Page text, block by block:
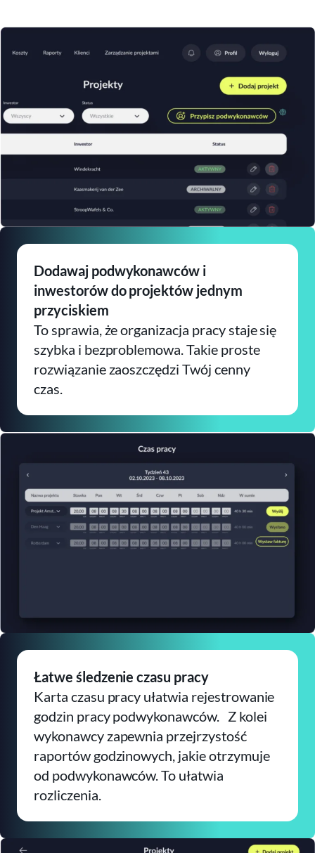
Dodawaj podwykonawców i
inwestorów do projektów jednym
przyciskiem
To sprawia, że organizacja pracy staje się
szybka i bezproblemowa. Takie proste
rozwiązanie zaoszczędzi Twój cenny
czas.
Łatwe śledzenie czasu pracy
Karta czasu pracy ułatwia rejestrowanie
godzin pracy podwykonawców. Z kolei
wykonawcy zapewnia przejrzystość
raportów godzinowych, jakie otrzymuje
od podwykonawców. To ułatwia
rozliczenia.